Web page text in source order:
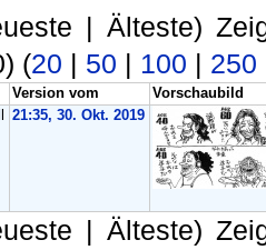
| Älteste)
(20 | 50 | 100 | 250
Version vom
Vorschaubild
21:35, 30. Okt. 2019
| Älteste)